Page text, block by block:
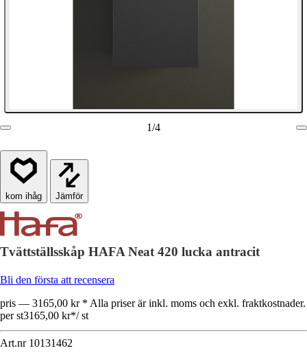
1/4
Jämför
Tvättställsskåp HAFA Neat 420 lucka antracit
Bli den första att recensera
pris — 3165,00 kr * Alla priser är inkl. moms och exkl. fraktkostnader.
per st3165,00 kr*/ st
Art.nr 10131462